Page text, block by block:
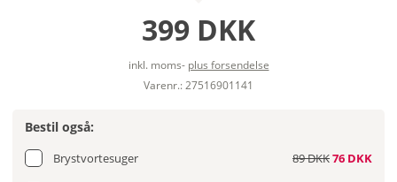
399 DKK
inkl. moms- plus forsendelse
Varenr.: 27516901141
Bestil også:
Brystvortesuger 89 DKK76 DKK